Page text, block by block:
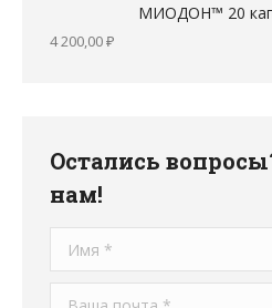
МИОДОН™ 20
4 200,00₽
Остались
нам!
Имя *
Ваша почта *